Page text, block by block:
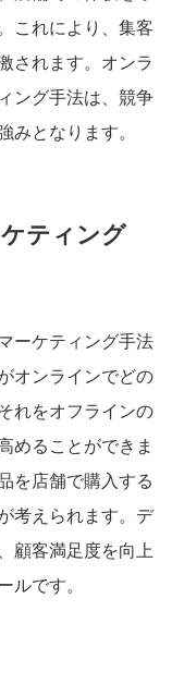
これにより、集客
されます。オンラ
ング手法は、競争
みとなります。
ティング
ーケティング手法
オンラインでどの
れをオフラインの
めることができま
を店舗で購入する
考えられます。デ
顧客満足度を向上
ルです。